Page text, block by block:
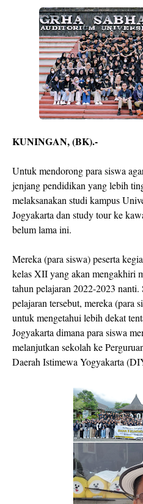
KUNINGAN, (BK).-
Untuk mendorong para siswa
jenjang pendidikan yang lebih
melaksanakan studi kampus
Jogyakarta dan study tour ke
belum lama ini.
Mereka (para siswa) peserta
kelas XII yang akan mengakhiri
tahun pelajaran 2022-2023
pelajaran tersebut, mereka (para
untuk mengetahui lebih dekat
Jogyakarta dimana para siswa
melanjutkan sekolah ke
Daerah Istimewa Yogyakarta